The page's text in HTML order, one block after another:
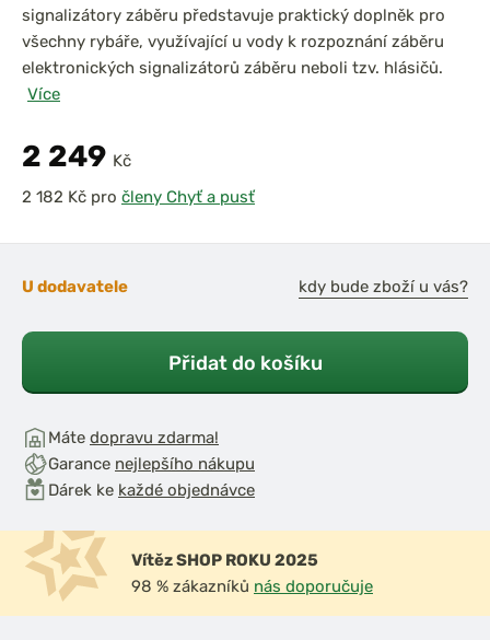
signalizátory záběru představuje praktický doplněk pro
všechny rybáře, využívající u vody k rozpoznání záběru
elektronických signalizátorů záběru neboli tzv. hlásičů.
Více
2 249 Kč
pro členy Chyť a pusť
U dodavatele kdy bude zboží u vás?
Přidat do košíku
Máte dopravu zdarma!
Garance nejlepšího nákupu
Dárek ke každé objednávce
Vítěz SHOP ROKU 2025
98 % zákazníků nás doporučuje